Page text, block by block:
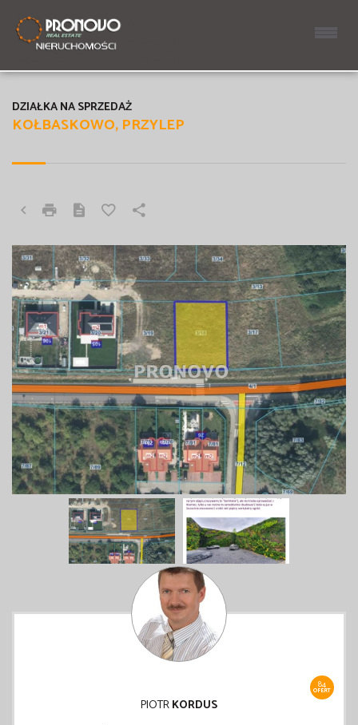
KOŁBASKOWO, PRZYLEP
DZIAŁKA NA SPRZEDAŻ
84
OFERT
PIOTRKORDUS